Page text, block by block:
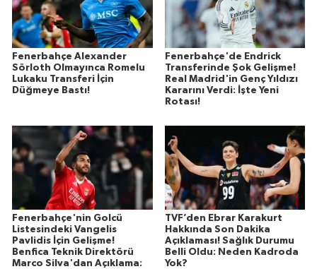
Fenerbahçe Alexander
Sörloth Olmayınca Romelu
Lukaku Transferi İçin
Düğmeye Bastı!
Fenerbahçe'de Endrick
Transferinde Şok Gelişme!
Real Madrid'in Genç Yıldızı
Kararını Verdi: İşte Yeni
Rotası!
Fenerbahçe'nin Golcü
Listesindeki Vangelis
Pavlidis İçin Gelişme!
Benfica Teknik Direktörü
Marco Silva'dan Açıklama:
TVF’den Ebrar Karakurt
Hakkında Son Dakika
Açıklaması! Sağlık Durumu
Belli Oldu: Neden Kadroda
Yok?